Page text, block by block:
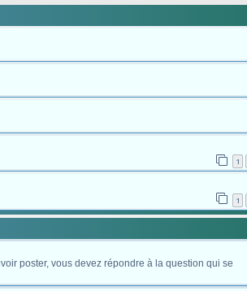
1
1
poster, vous devez répondre à la question qui se